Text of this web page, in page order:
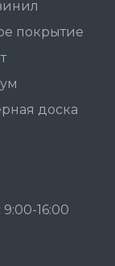
покрытие
доска
16:00